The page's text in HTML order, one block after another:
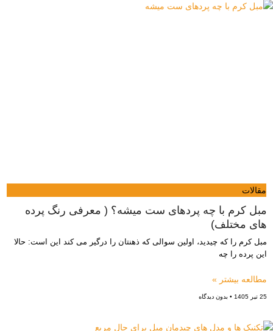
مقالات
مبل کرم با چه پردهای ست میشه؟ ( معرفی رنگ پرده
های مختلف)
مبل کرم را که چیدید، اولین سوالی که ذهنتان را درگیر می کند این است: حالا
این پرده را چه
مطالعه بیشتر »
25 تیر 1405 بدون دیدگاه